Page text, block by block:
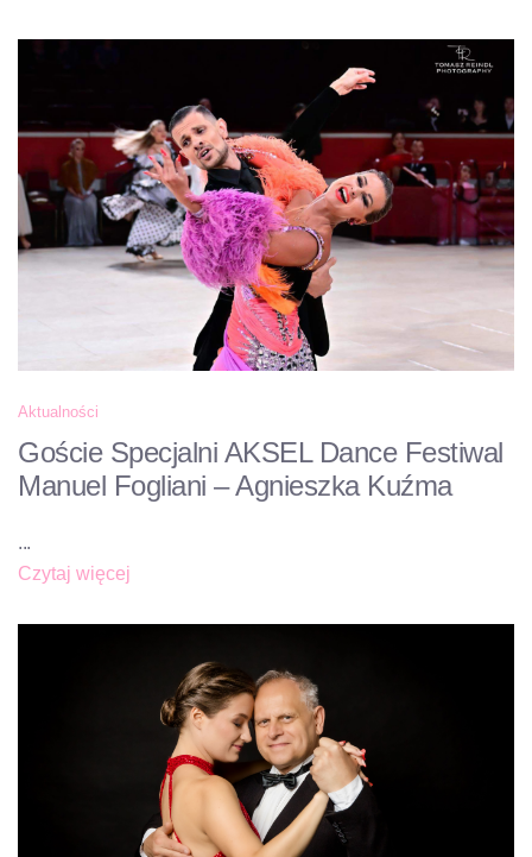
Goście Specjalni AKSEL Dance Festiwal
Manuel Fogliani – Agnieszka Kuźma
Aktualności
...
Czytaj więcej